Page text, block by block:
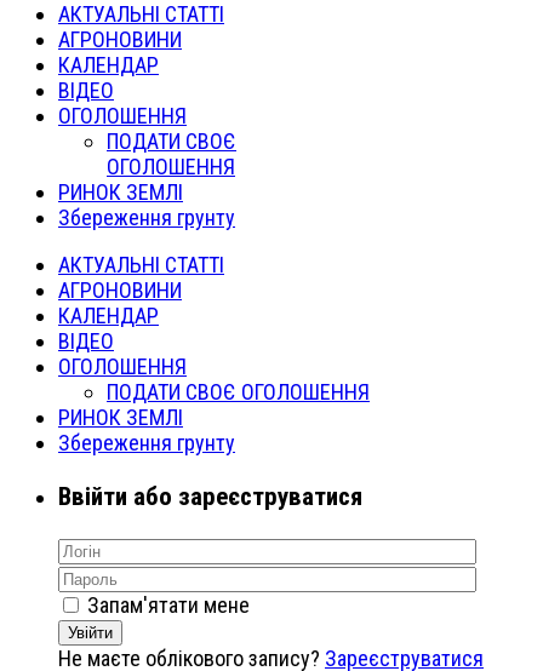
АКТУАЛЬНІ СТАТТІ
АГРОНОВИНИ
КАЛЕНДАР
ВІДЕО
ОГОЛОШЕННЯ
ПОДАТИ СВОЄ
ОГОЛОШЕННЯ
РИНОК ЗЕМЛІ
Збереження грунту
АКТУАЛЬНІ СТАТТІ
АГРОНОВИНИ
КАЛЕНДАР
ВІДЕО
ОГОЛОШЕННЯ
ПОДАТИ СВОЄ ОГОЛОШЕННЯ
РИНОК ЗЕМЛІ
Збереження грунту
Ввійти або зареєструватися
Запам'ятати мене
Увійти
Не маєте облікового запису? Зареєструватися